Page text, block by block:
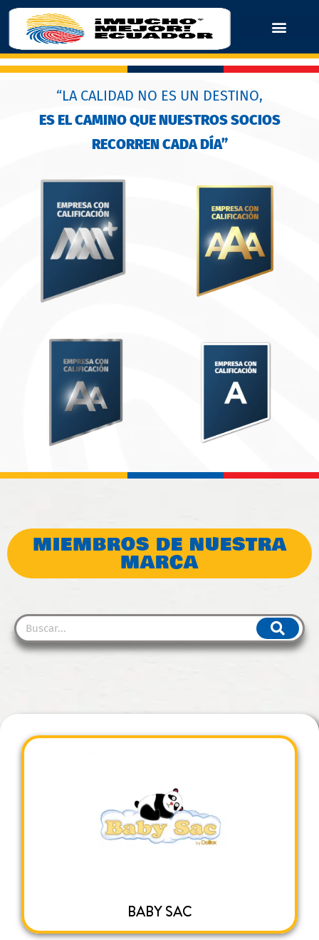
“LA CALIDAD NO ES UN DESTINO,
ES EL CAMINO QUE NUESTROS SOCIOS
RECORREN CADA DÍA”
MIEMBROS DE NUESTRA
MARCA
BABY SAC